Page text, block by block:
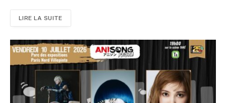
LIRE LA SUITE